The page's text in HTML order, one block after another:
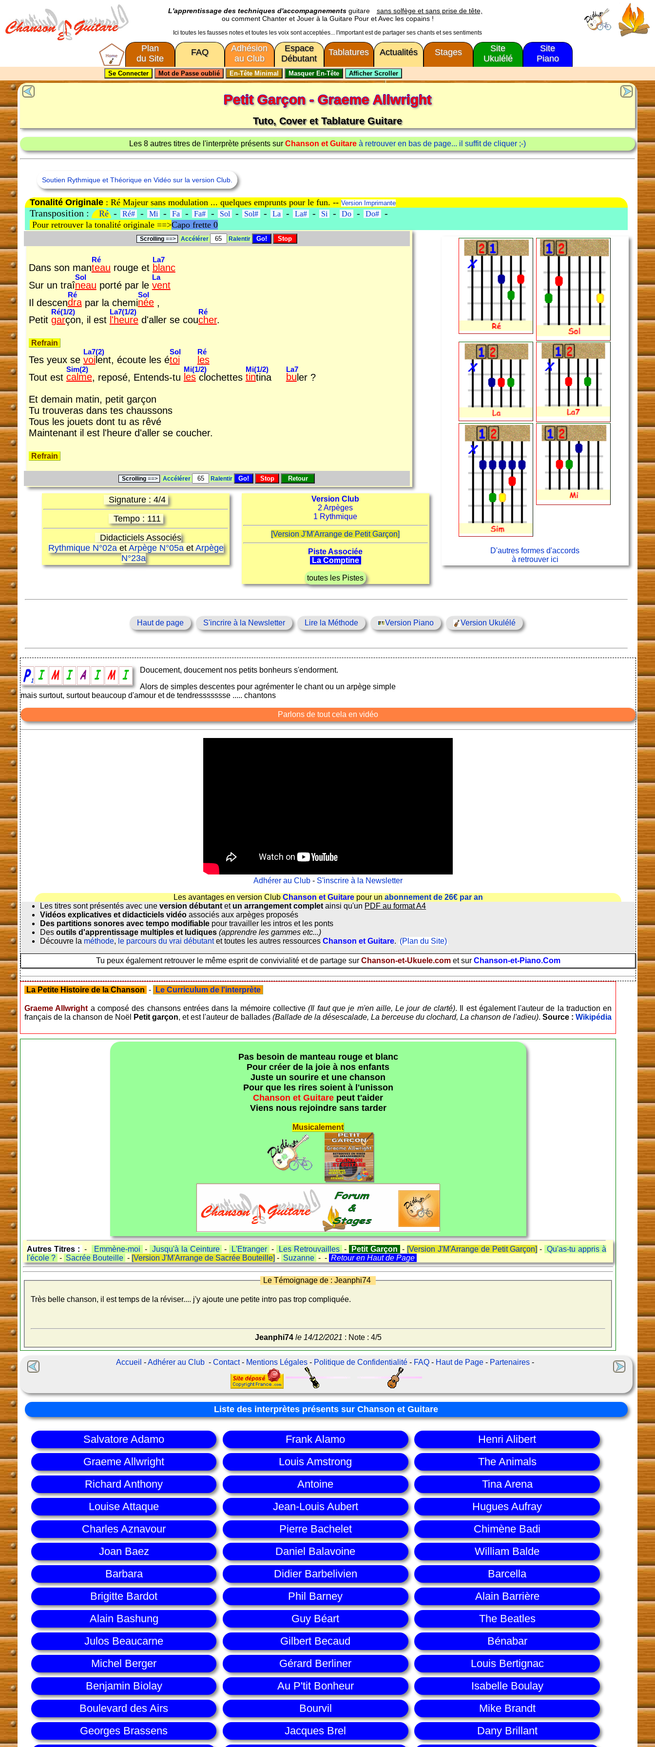
L'apprentissage des techniques d'accompagnementsguitare
sans solfège et sans prise de tête,
ou comment Chanter et Jouer à la Guitare Pour et Avec les copains !
Ici toutes les fausses notes et toutes les voix sont acceptées... l'important est de partager ses chants et ses sentiments
Plan
du Site
FAQ
Adhésion
au Club
Espace
Débutant
Tablatures Actualités Stages
Site
Ukulélé
Site
Piano
Petit Garçon - Graeme Allwright
Tuto, Cover et Tablature Guitare
Les 8 autres titres de l'interprète présents sur Chanson et Guitare à retrouver en bas de page... il suffit de cliquer ;-)
Soutien Rythmique et Théorique en Vidéo sur la version Club.
Tonalité Originale : Ré Majeur sans modulation ... quelques emprunts pour le fun. --Version Imprimante
Transposition : Ré - Ré# - Mi - Fa - Fa# - Sol - Sol# - La - La# - Si - Do - Do# -
Pour retrouver la tonalité originale ==>Capo frette 0
Scrolling ==> Accélérer Ralentir
Dans son man
Ré
teau rouge et
La7
blanc
Sur un traî
Sol
neau porté par le
La
vent
Il descen
Ré
drapar la chemi
Sol
née,
Petit
Ré(1/2)
garçon, il est
La7(1/2)
l'heured'aller se cou
Ré
cher.
Refrain
Tes yeux se
La7(2)
voilent, écoute les é
Sol
toi
Ré
les
Tout est
Sim(2)
calme, reposé, Entends-tu
Mi(1/2)
lesclochettes
Mi(1/2)
tintina
La7
buler ?
Et demain matin, petit garçon
Tu trouveras dans tes chaussons
Tous les jouets dont tu as rêvé
Maintenant il est l'heure d'aller se coucher.
Refrain
Scrolling==> Accélérer Ralentir
D'autres formes d'accords
à retrouver ici
Version Club
2 Arpèges
1 Rythmique
[Version J'M'Arrange de Petit Garçon]
Piste Associée
La Comptine
toutes les Pistes
Signature : 4/4
Tempo : 111
Didacticiels Associés
Rythmique N°02aet Arpège N°05aet Arpège
N°23a
Haut de page S'incrire à la Newsletter Lire la Méthode Version Piano Version Ukulélé
Doucement, doucement nos petits bonheurs s'endorment.
Alors de simples descentes pour agrémenter le chant ou un arpège simple
mais surtout, surtout beaucoup d'amour et de tendressssssse ..... chantons
Parlons de tout cela en vidéo
Adhérer au Club - S'inscrire à la Newsletter
Les avantages en version Club Chanson et Guitarepour un abonnement de 26€ par an
Les titres sont présentés avec uneversion débutant et un arrangement complet ainsi qu'un PDF au format A4
Vidéos explicatives et didacticiels vidéo associés aux arpèges proposés
Des partitions sonores avec tempo modifiable pour travailler les intros et les ponts
Desoutils d'apprentissage multiples et ludiques (apprendre les gammes etc...)
Découvre la méthode, le parcours du vrai débutantet toutes les autres ressourcesChanson et Guitare. (Plan du Site)
Tu peux également retrouver le même esprit de convivialité et de partage sur Chanson-et-Ukuele.comet sur Chanson-et-Piano.Com
La Petite Histoire de la Chanson - Le Curriculum de l'interprète
Graeme Allwright a composé des chansons entrées dans la mémoire collective(Il faut que je m'en aille, Le jour de clarté). Il est également l'auteur de la traduction en
français de la chanson de Noël
Petit garçon, et est l'auteur de ballades(Ballade de la désescalade, La berceuse du clochard, La chanson de l'adieu).Source :Wikipédia
Pas besoin de manteau rouge et blanc
Pour créer de la joie à nos enfants
Juste un sourire et une chanson
Pour que les rires soient à l'unisson
Chanson et Guitare peut t'aider
Viens nous rejoindre sans tarder
Musicalement
Autres Titres : - Emmène-moi - Jusqu'à la Ceinture - L'Etranger - Les Retrouvailles - Petit Garçon - [Version J'M'Arrange de Petit Garçon] - Qu'as-tu appris à
l'école ? - Sacrée Bouteille - [Version J'M'Arrange de Sacrée Bouteille] - Suzanne - - Retour en Haut de Page
Le Témoignage de : Jeanphi74
Très belle chanson, il est temps de la réviser.... j'y ajoute une petite intro pas trop compliquée.
Jeanphi74 le 14/12/2021 : Note : 4/5
Accueil -Adhérer au Club -Contact- Mentions Légales - Politique de Confidentialité - FAQ - Haut de Page - Partenaires -
Liste des interprètes présents sur Chanson et Guitare
Salvatore Adamo Frank Alamo
Henri Alibert
Graeme Allwright
Louis Amstrong
The Animals
Richard Anthony
Antoine
Tina Arena
Louise Attaque
Jean-Louis Aubert
Hugues Aufray
Charles Aznavour
Pierre Bachelet
Chimène Badi
Joan Baez
Daniel Balavoine
William Balde
Barbara
Didier Barbelivien
Barcella
Brigitte Bardot
Phil Barney
Alain Barrière
Alain Bashung
Guy Béart
The Beatles
Julos Beaucarne
Gilbert Becaud
Bénabar
Michel Berger
Gérard Berliner
Louis Bertignac
Benjamin Biolay
Au P'tit Bonheur
Isabelle Boulay
Boulevard des Airs
Bourvil
Mike Brandt
Georges Brassens
Jacques Brel Dany Brillant